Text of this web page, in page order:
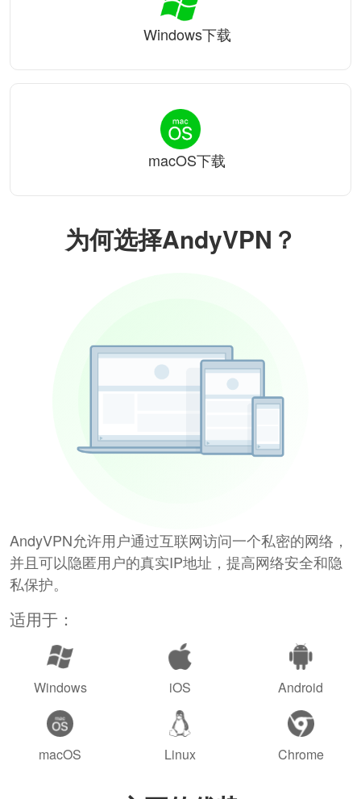
为何选择AndyVPN？
AndyVPN允许用户通过互联网访问一个私密的网络，
并且可以隐匿用户的真实IP地址，提高网络安全和隐
私保护。
适用于：
Windows iOS Android
macOS Linux Chrome
Windows下载
macOS下载